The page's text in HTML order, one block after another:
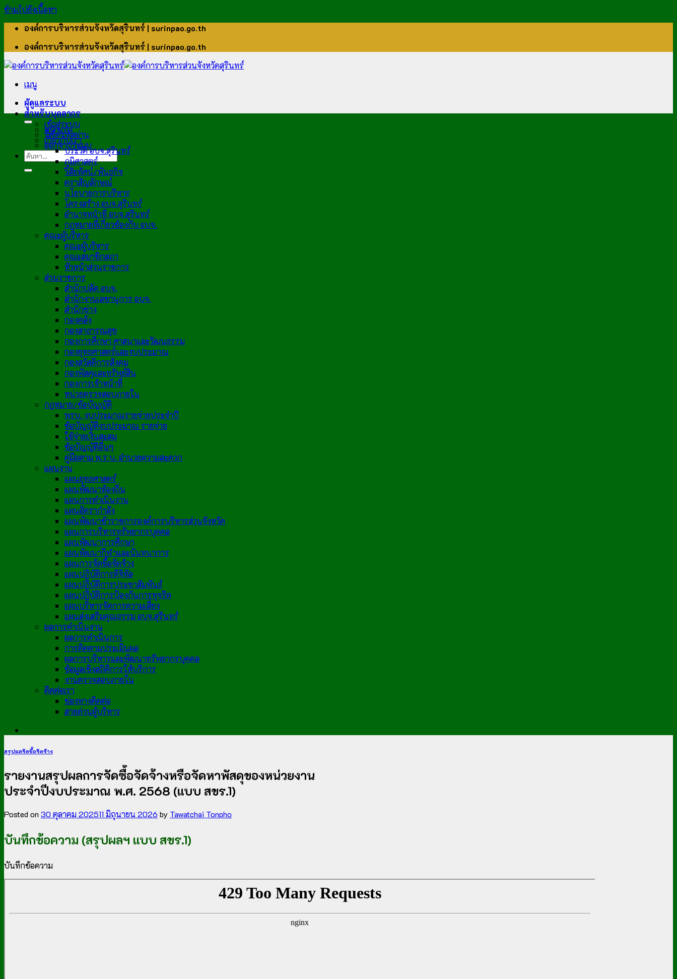
ข้ามไปยังเนื้อหา
องค์การบริหารส่วนจังหวัดสุรินทร์ | surinpao.go.th
องค์การบริหารส่วนจังหวัดสุรินทร์ | surinpao.go.th
เมนู
ผู้ดูแลระบบ
สำหรับบุคลากร
เข้าสู่ระบบ
รีเซ็ตรหัสผ่าน
ออกจากระบบ
หน้าแรก
เกี่ยวกับเรา
ประวัติ อบจ.สุรินทร์
ภูมิศาสตร์
วิสัยทัศน์/พันธกิจ
ตราสัญลักษณ์
นโยบายการบริหาร
โครงสร้าง อบจ.สุรินทร์
อำนาจหน้าที่ อบจ.สุรินทร์
กฎหมายที่เกี่ยวข้องกับ อบจ.
คณะผู้บริหาร
คณะผู้บริหาร
คณะสมาชิกสภา
หัวหน้าส่วนราชการ
ส่วนราชการ
สำนักปลัด อบจ.
สำนักงานเลขานุการ อบจ.
สำนักช่าง
กองคลัง
กองสาธารณสุข
กองการศึกษา ศาสนาและวัฒนธรรม
กองยุทธศาสตร์และงบประมาณ
กองสวัสดิการสังคม
กองพัสดุและทรัพย์สิน
กองการเจ้าหน้าที่
หน่วยตรวจสอบภายใน
กฎหมาย/ข้อบัญญัติ
พรบ. งบประมาณรายจ่ายประจำปี
ข้อบัญญัติงบประมาณ รายจ่าย
ใช้จ่ายเงินสะสม
ข้อบัญญัติอื่นๆ
คู่มือตาม พ.ร.บ. อำนวยความสะดวก
แผนงาน
แผนยุทธศาสตร์
แผนพัฒนาท้องถิ่น
แผนการดำเนินงาน
แผนอัตรากำลัง
แผนพัฒนาข้าราชการองค์การบริหารส่วนจังหวัด
แผนการบริหารทรัพยากรบุคคล
แผนพัฒนาการศึกษา
แผนพัฒนากีฬาและนันทนาการ
แผนการจัดซื้อจัดจ้าง
แผนปฏิบัติการดิจิทัล
แผนปฏิบัติการประชาสัมพันธ์
แผนปฏิบัติการป้องกันการทุจริต
แผนบริหารจัดการความเสี่ยง
แผนส่งเสริมคุณธรรม อบจ.สุรินทร์
ผลการดำเนินงาน
ผลการดำเนินการ
การติดตามประเมินผล
ผลการบริหารและพัฒนาทรัพยากรบุคคล
ข้อมูลเชิงสถิติการให้บริการ
งานตรวจสอบภายใน
ติดต่อเรา
ช่องทางติดต่อ
สายด่วนผู้บริหาร
สรุปผลจัดซื้อจัดจ้าง
รายงานสรุปผลการจัดซื้อจัดจ้างหรือจัดหาพัสดุของหน่วยงาน
ประจำปีงบประมาณ พ.ศ. 2568 (แบบ สขร.1)
Posted on 30 ตุลาคม 202511 มิถุนายน 2026 by Tawatchai Tonpho
บันทึกข้อความ (สรุปผลฯ แบบ สขร.1)
บันทึกข้อความ